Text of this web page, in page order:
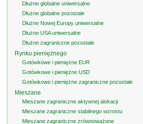
Dłużne globalne uniwersalne
Dłużne globalne pozostałe
Dłużne Nowej Europy uniwersalne
Dłużne USA uniwersalne
Dłużne zagraniczne pozostałe
Rynku pieniężnego
Gotówkowe i pieniężne EUR
Gotówkowe i pieniężne USD
Gotówkowe i pieniężne zagraniczne pozostałe
Mieszane
Mieszane zagraniczne aktywnej alokacji
Mieszane zagraniczne stabilnego wzrostu
Mieszane zagraniczne zrównoważone